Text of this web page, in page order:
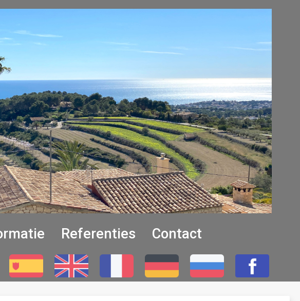
Referenties Contact